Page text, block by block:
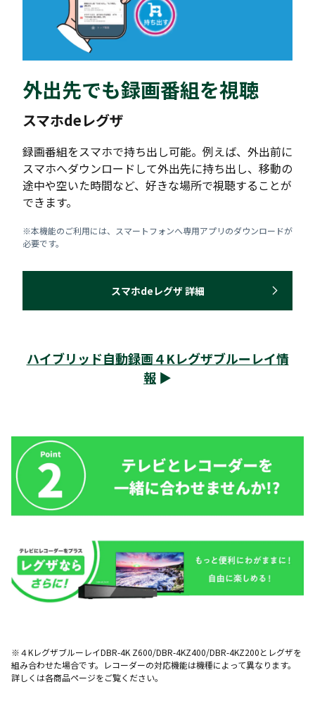
外出先でも録画番組を視聴
スマホdeレグザ
録画番組をスマホで持ち出し可能。例えば、外出前に
スマホへダウンロードして外出先に持ち出し、移動の
途中や空いた時間など、好きな場所で視聴することが
できます。
※本機能のご利用には、スマートフォンへ専用アプリのダウンロードが
必要です。
スマホdeレグザ 詳細
ハイブリッド自動録画４Kレグザブルーレイ情
報 ▶
※４KレグザブルーレイDBR-4K Z600/DBR-4KZ400/DBR-4KZ200とレグザを
組み合わせた場合です。レコーダーの対応機能は機種によって異なります。
詳しくは各商品ページをご覧ください。